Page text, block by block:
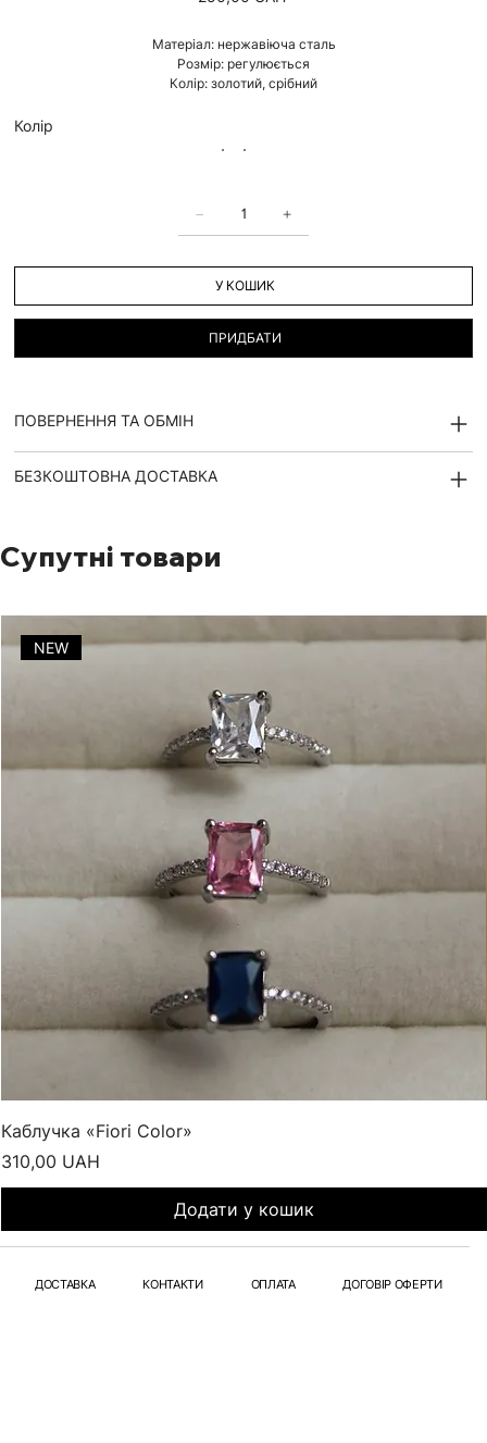
Матеріал: нержавіюча сталь
Розмір: регулюється
Колір: золотий, срібний
Колір
У КОШИК
ПРИДБАТИ
ПОВЕРНЕННЯ ТА ОБМІН
БЕЗКОШТОВНА ДОСТАВКА
Супутні товари
NEW
Каблучка «Fiori Color»
Ціна
310,00 UAH
Додати у кошик
ДОСТАВКА КОНТАКТИ ОПЛАТА ДОГОВІР ОФЕРТИ